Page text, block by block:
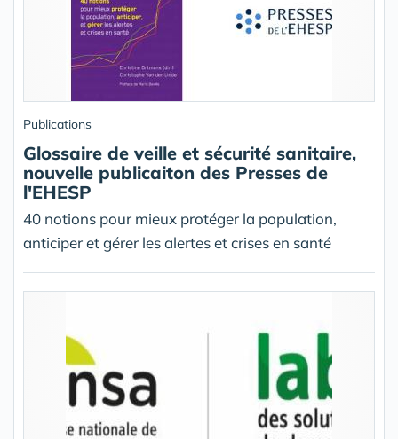
Publications
Glossaire de veille et sécurité sanitaire,
nouvelle publicaiton des Presses de
l'EHESP
40 notions pour mieux protéger la population,
anticiper et gérer les alertes et crises en santé